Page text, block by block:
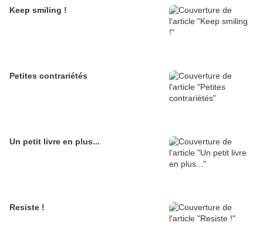
Keep smiling !
Petites contrariétés
Un petit livre en plus...
Resiste !